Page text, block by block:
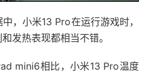
，小米13 Pro在运行游戏时，
发热表现都相当不错。
mini6相比，小米13 Pro温度